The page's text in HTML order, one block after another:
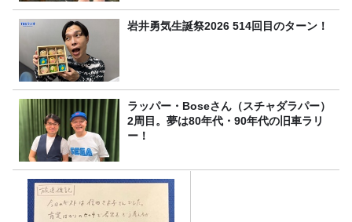
岩井勇気生誕祭2026 514回目のターン！
ラッパー・Boseさん（スチャダラパー）
2周目。夢は80年代・90年代の旧車ラリ
ー！